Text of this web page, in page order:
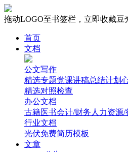
拖动LOGO至书签栏，立即收藏豆
首页
文档
公文写作
精选专题党课讲稿总结计划
精选对照检查
办公文档
古籍医书会计/财务 人力资源/
行业文档
光伏免费简历模板
文章